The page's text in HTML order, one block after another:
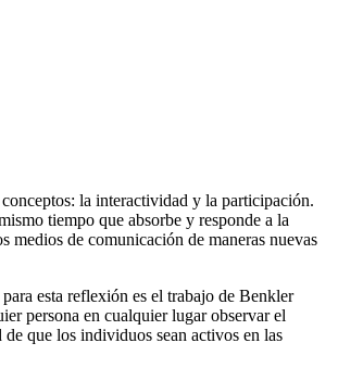
la interactividad y la participación.
tiempo que absorbe y responde a la
medios de comunicación de maneras nuevas
esta reflexión es el trabajo de Benkler
persona en cualquier lugar observar el
que los individuos sean activos en las